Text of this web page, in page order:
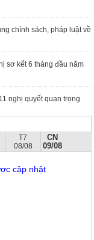
chính sách, pháp luật về
sơ kết 6 tháng đầu năm
nghị quyết quan trọng
T7
08/08
CN
09/08
cập nhật